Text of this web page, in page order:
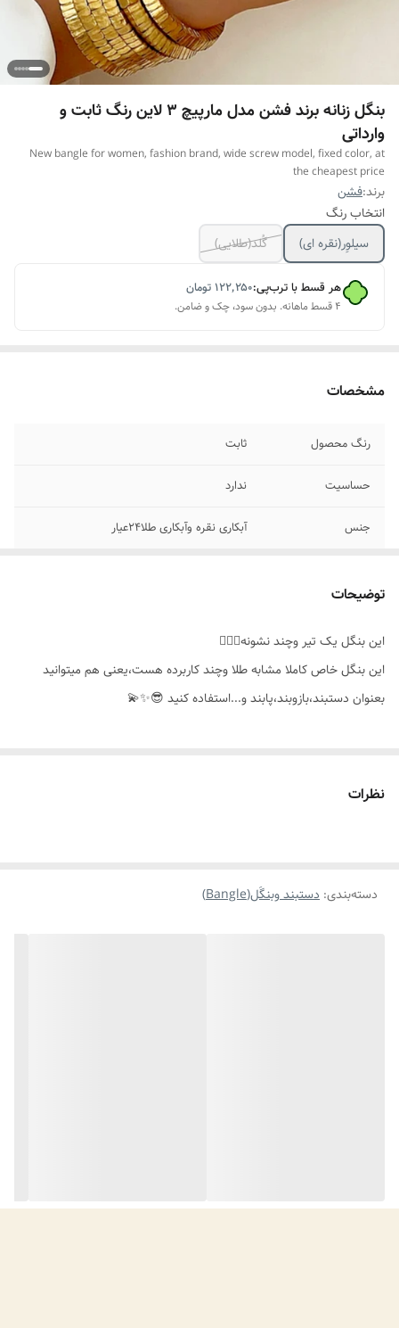
بنگل زنانه برند فشن مدل مارپیچ ۳ لاین رنگ ثابت و
وارداتی
New bangle for women, fashion brand, wide screw model, fixed color, at
the cheapest price
برند:فشن
انتخاب رنگ
سیلوِر(نقره ای)
گُلد(طلایی)
هر قسط با ترب‌پی:۱۲۲٬۲۵۰تومان
۴ قسط ماهانه. بدون سود، چک و ضامن.
مشخصات
رنگ محصول ثابت
حساسیت ندارد
جنس آبکاری نقره وآبکاری طلا۲۴عیار
مناسب برای
توضیحات
این بنگل یک تیر وچند نشونه👌🏻😊
این بنگل خاص کاملا مشابه طلا وچند کاربرده هست،یعنی هم میتوانید
بعنوان دستبند،بازوبند،پابند و...استفاده کنید 😎✨️💫
نظرات
دسته‌بندی: دستبند وبنگَل(Bangle)